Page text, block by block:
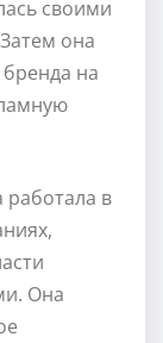
своими
она
на
в
Она